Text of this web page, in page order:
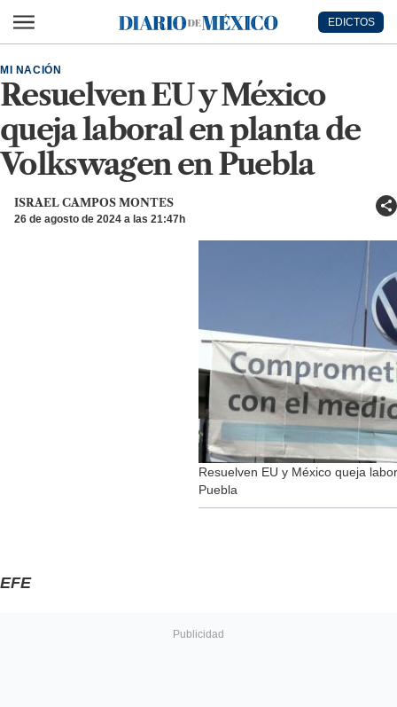
Diario de México
EDICTOS
Resuelven EU y México
queja laboral en planta de
Volkswagen en Puebla
MI NACIÓN
ISRAEL CAMPOS MONTES
26 de agosto de 2024 a las 21:47h
Resuelven EU y México queja
Puebla
EFE